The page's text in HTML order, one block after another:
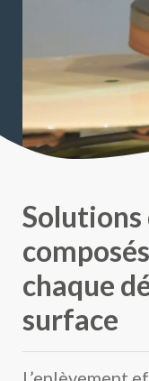
Solutions
chaque
surface